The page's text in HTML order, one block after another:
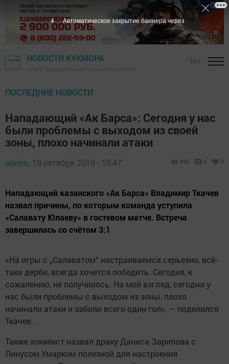
НОВОСТИ КУКМОРА
ПОСЛЕДНИЕ НОВОСТИ
Нападающий «Ак Барса»: Сегодня у нас
были проблемы с выходом из своей
зоны, плохо начинали атаки
admin, 19 октября 2019 - 18:47 999 0 0
Нападающий казанского «Ак Барса» Владимир Ткачев
назвал причины, по которым команда уступила
«Салавату Юлаеву» в гостевом матче. Встреча
завершилась со счётом 3:1
«На игры с „Салаватом“ настраиваемся серьезно, всё-
таки дерби, всегда хочется победить. Сегодня, к
сожалению, не получилось. На мой взгляд, сегодня у
нас были проблемы с выходом из зоны, плохо
начинали атаки и забили всего один гол», — поделился
Ткачев.
Также хоккеист назвал драку Даниса Зарипова с
Линусом Умарком полезной для настроения
3 Автоматическое закрытие баннера через